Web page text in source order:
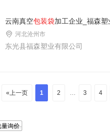
云南真空包装袋加工企业_福森
河北沧州市
东光县福森塑业有限公司
«上一页 1 2 … 3 4